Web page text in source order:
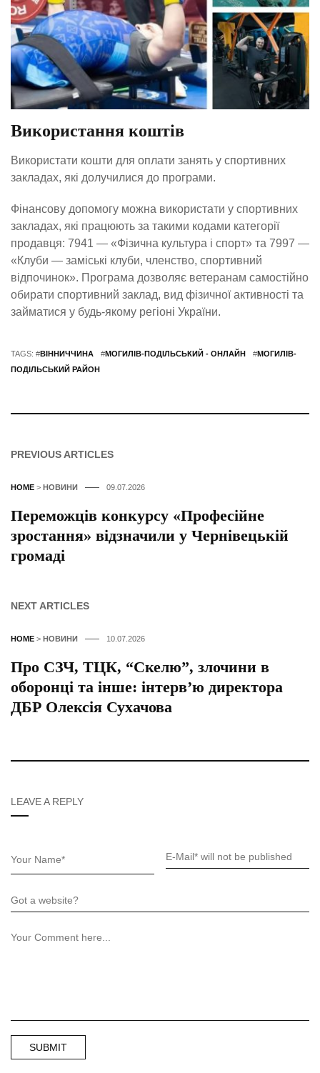
Використання коштів
Використати кошти для оплати занять у спортивних
закладах, які долучилися до програми.
Фінансову допомогу можна використати у спортивних
закладах, які працюють за такими кодами категорії
продавця: 7941 — «Фізична культура і спорт» та 7997 —
«Клуби — заміські клуби, членство, спортивний
відпочинок». Програма дозволяє ветеранам самостійно
обирати спортивний заклад, вид фізичної активності та
займатися у будь-якому регіоні України.
TAGS: #ВІННИЧЧИНА #МОГИЛІВ-ПОДІЛЬСЬКИЙ - ОНЛАЙН #МОГИЛІВ-
ПОДІЛЬСЬКИЙ РАЙОН
PREVIOUS ARTICLES
HOME > НОВИНИ 09.07.2026
Переможців конкурсу «Професійне
зростання» відзначили у Чернівецькій
громаді
NEXT ARTICLES
HOME > НОВИНИ 10.07.2026
Про СЗЧ, ТЦК, “Скелю”, злочини в
оборонці та інше: інтерв’ю директора
ДБР Олексія Сухачова
LEAVE A REPLY